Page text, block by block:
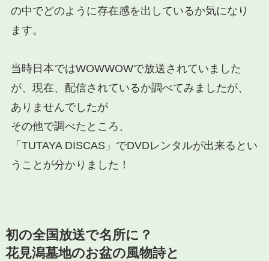
の中でどのように存在感を出しているか気になり
ます。
当時日本ではWOWWOWで放送されていました
が、現在、配信されているか調べてみましたが、
ありませんでしたが
その他で調べたところ、
「TUTAYA DISCAS」でDVDレンタルが出来るとい
うことが分かりました！
初の全国放送で名所に？
花見潟墓地のお盆の風物詩と